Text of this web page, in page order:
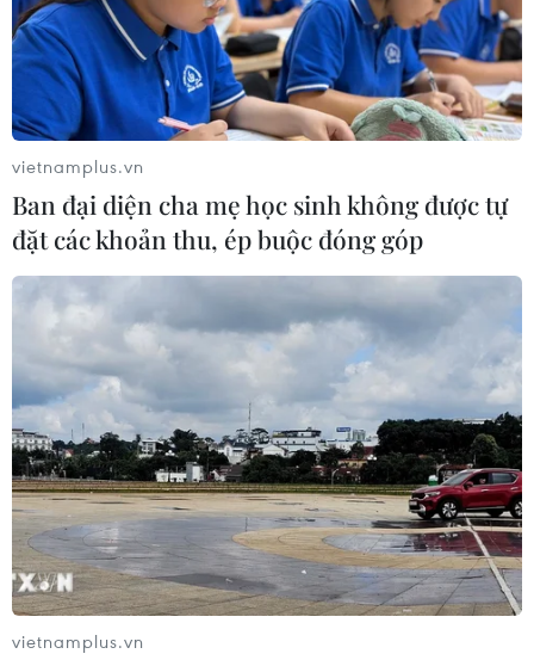
vietnamplus.vn
Ban đại diện cha mẹ học sinh không được tự
đặt các khoản thu, ép buộc đóng góp
vietnamplus.vn